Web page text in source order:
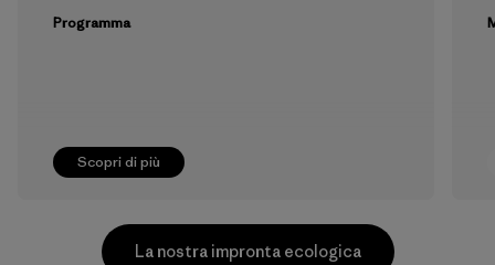
Scopri di più
Programma
La nostra impronta ecologica